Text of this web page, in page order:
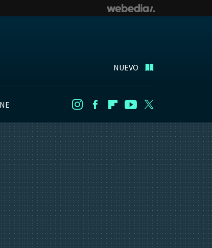
NUEVO
InstagramFacebookFlipboard
Youtube